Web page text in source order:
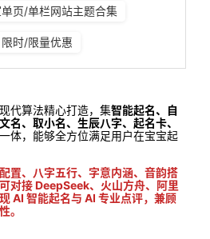
页/单栏网站主题合集
限时/限量优惠
代算法精心打造，集智能起名、自
名、取小名、生辰八字、起名卡、
体，能够全方位满足用户在宝宝起
置、八字五行、字意内涵、音韵搭
对接 DeepSeek、火山方舟、阿里
AI 智能起名与 AI 专业点评，兼顾
。